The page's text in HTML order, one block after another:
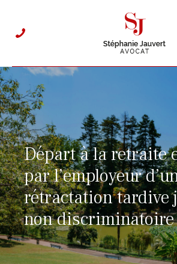
Départ à la retraite
par l’employeur
rétractation tardive
non discriminatoire